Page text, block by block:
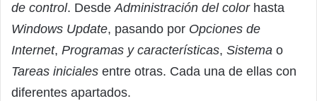
de control. DesdeAdministración del colorhasta
Windows Update, pasando por Opciones de
Internet, Programas y características, Sistema o
Tareas iniciales entre otras. Cada una de ellas con
diferentes apartados.